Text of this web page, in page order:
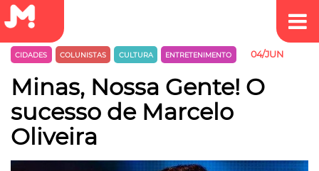
CIDADES COLUNISTAS CULTURA ENTRETENIMENTO 04/JUN
Minas, Nossa Gente! O
sucesso de Marcelo
Oliveira